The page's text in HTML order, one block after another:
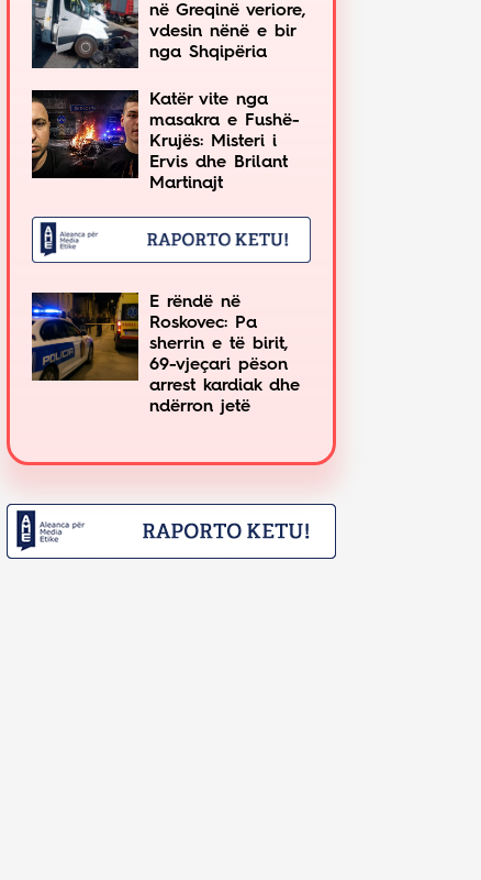
në Greqinë veriore,
vdesin nënë e bir
nga Shqipëria
Katër vite nga
masakra e Fushë-
Krujës: Misteri i
Ervis dhe Brilant
Martinajt
E rëndë në
Roskovec: Pa
sherrin e të birit,
69-vjeçari pëson
arrest kardiak dhe
ndërron jetë